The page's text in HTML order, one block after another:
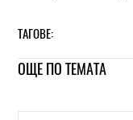
ТАГОВЕ:
ОЩЕ ПО ТЕМАТА